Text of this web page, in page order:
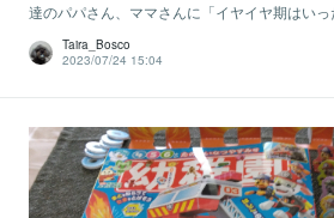
達のパパさん、ママさんに「イヤイヤ期はいっ
Taira_Bosco
2023/07/24 15:04